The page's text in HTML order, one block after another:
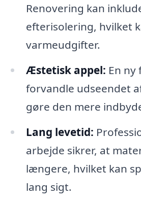
Renovering kan
efterisolering, hvilket
varmeudgifter.
Æstetisk appel: En ny
forvandle udseendet
gøre den mere
Lang levetid:
arbejde sikrer, at
længere, hvilket kan
lang sigt.